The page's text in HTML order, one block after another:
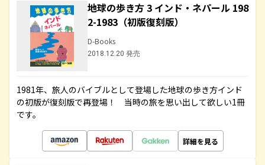
地球の歩き方 3 インド・ネパール 198
2-1983（初版復刻版）
D-Books
2018.12.20 発売
1981年、旅人のバイブルとして登場した地球の歩き方インド
の初版が復刻版で再登場！ 当時の旅を思い出して欲しい1冊
です。
詳細を見る